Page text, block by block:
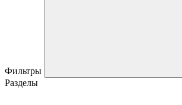
Фильтры
Разделы